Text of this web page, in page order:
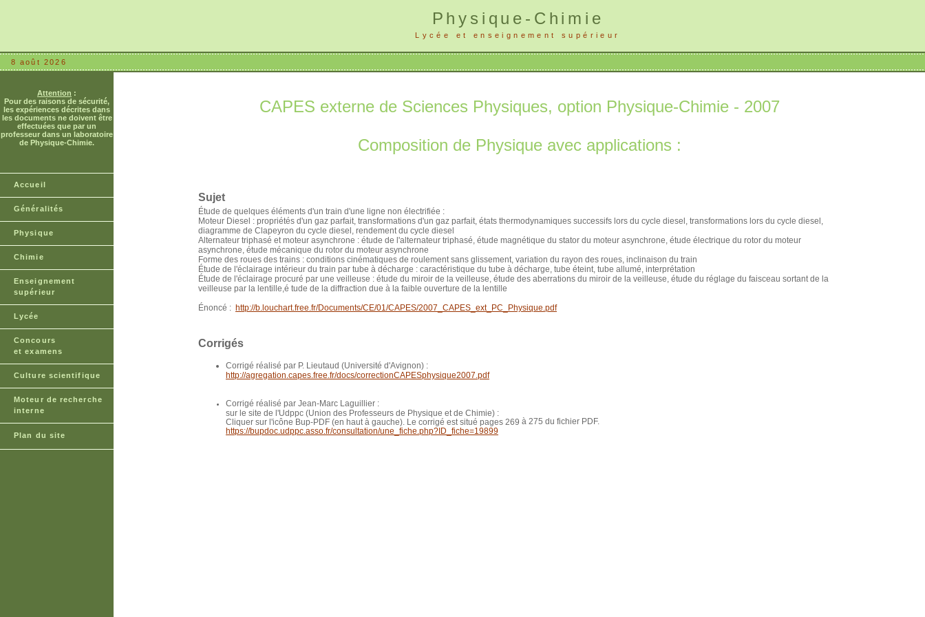
Physique-Chimie
Lycée et enseignement supérieur
8 août 2026
Attention :
Pour des raisons de sécurité,
les expériences décrites dans
les documents ne doivent être
effectuées que par un
professeur dans un laboratoire
de Physique-Chimie.
Accueil
Généralités
Physique
Chimie
Enseignement
supérieur
Lycée
Concours
et examens
Culture scientifique
Moteur de recherche
interne
Plan du site
CAPES externe de Sciences Physiques, option Physique-Chimie - 2007
Composition de Physique avec applications :
Sujet
Étude de quelques éléments d'un train d'une ligne non électrifiée :
Moteur Diesel : propriétés d'un gaz parfait, transformations d'un gaz parfait, états thermodynamiques successifs lors du cycle diesel, transformations lors du cycle diesel,
diagramme de Clapeyron du cycle diesel, rendement du cycle diesel
Alternateur triphasé et moteur asynchrone : étude de l'alternateur triphasé, étude magnétique du stator du moteur asynchrone, étude électrique du rotor du moteur
asynchrone, étude mécanique du rotor du moteur asynchrone
Forme des roues des trains : conditions cinématiques de roulement sans glissement, variation du rayon des roues, inclinaison du train
Étude de l'éclairage intérieur du train par tube à décharge : caractéristique du tube à décharge, tube éteint, tube allumé, interprétation
Étude de l'éclairage procuré par une veilleuse : étude du miroir de la veilleuse, étude des aberrations du miroir de la veilleuse, étude du réglage du faisceau sortant de la
veilleuse par la lentille,é tude de la diffraction due à la faible ouverture de la lentille
Énoncé : http://b.louchart.free.fr/Documents/CE/01/CAPES/2007_CAPES_ext_PC_Physique.pdf
Corrigés
Corrigé réalisé par P. Lieutaud (Université d'Avignon) :
http://agregation.capes.free.fr/docs/correctionCAPESphysique2007.pdf
Corrigé réalisé par Jean-Marc Laguillier :
sur le site de l'Udppc (Union des Professeurs de Physique et de Chimie) :
Cliquer sur l'icône Bup-PDF (en haut à gauche). Le corrigé est situé pages 269 à 275 du fichier PDF.
https://bupdoc.udppc.asso.fr/consultation/une_fiche.php?ID_fiche=19899